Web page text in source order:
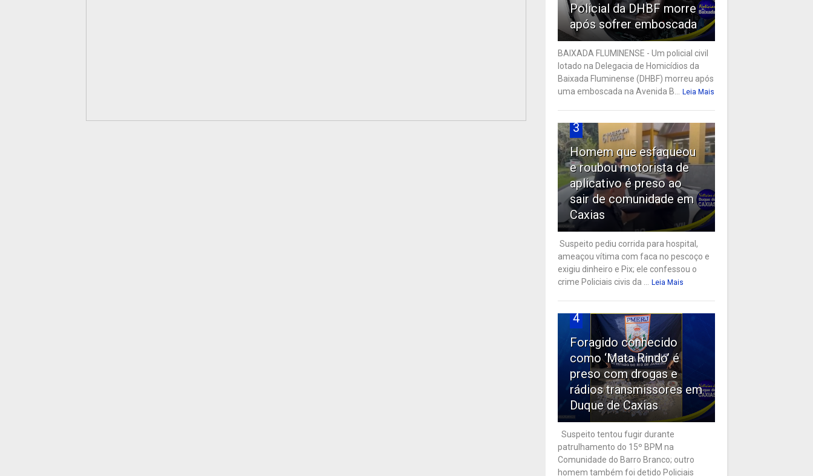
Policial da DHBF morre
após sofrer emboscada
BAIXADA FLUMINENSE - Um policial civil
lotado na Delegacia de Homicídios da
Baixada Fluminense (DHBF) morreu após
uma emboscada na Avenida B...
Leia Mais
3
Homem que esfaqueou
e roubou motorista de
aplicativo é preso ao
sair de comunidade em
Caxias
Suspeito pediu corrida para hospital,
ameaçou vítima com faca no pescoço e
exigiu dinheiro e Pix; ele confessou o
crime Policiais civis da ...
Leia Mais
4
Foragido conhecido
como ‘Mata Rindo’ é
preso com drogas e
rádios transmissores em
Duque de Caxias
Suspeito tentou fugir durante
patrulhamento do 15º BPM na
Comunidade do Barro Branco; outro
homem também foi detido Policiais